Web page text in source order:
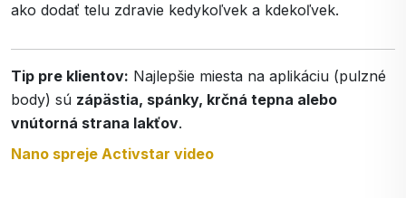
ako dodať telu zdravie kedykoľvek a kdekoľvek.
Tip pre klientov: Najlepšie miesta na aplikáciu (pulzné
body) sú zápästia, spánky, krčná tepna alebo
vnútorná strana lakťov.
Nano spreje Activstar video